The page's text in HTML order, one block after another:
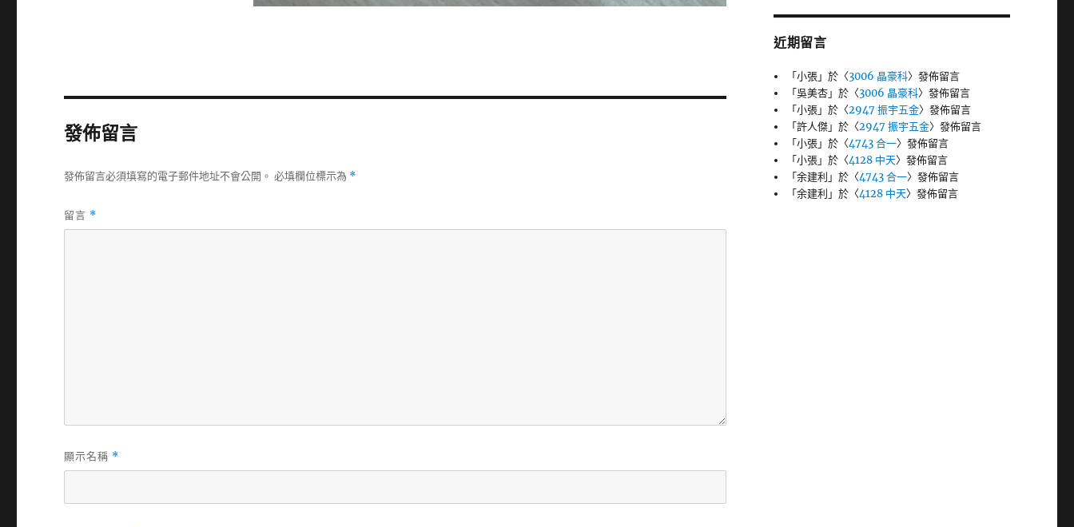
發佈留言
發佈留言必須填寫的電子郵件地址不會公開。 必填欄位標示為 *
留言 *
顯示名稱 *
近期留言
「小張」於〈3006 晶豪科〉發佈留言
「吳美杏」於〈3006 晶豪科〉發佈留言
「小張」於〈2947 振宇五金〉發佈留言
「許人傑」於〈2947 振宇五金〉發佈留言
「小張」於〈4743 合一〉發佈留言
「小張」於〈4128 中天〉發佈留言
「余建利 」於〈4743 合一〉發佈留言
「余建利 」於〈4128 中天〉發佈留言